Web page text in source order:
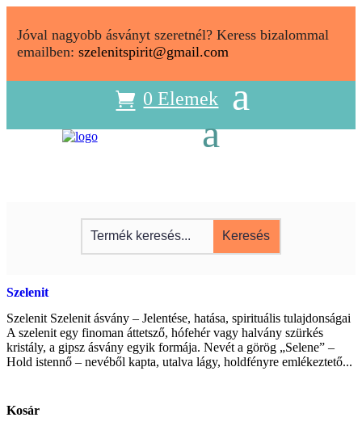
Jóval nagyobb ásványt szeretnél? Keress bizalommal
emailben: szelenitspirit@gmail.com
0 Elemek
Szelenit
Szelenit Szelenit ásvány – Jelentése, hatása, spirituális tulajdonságai
A szelenit egy finoman áttetsző, hófehér vagy halvány szürkés
kristály, a gipsz ásvány egyik formája. Nevét a görög „Selene” –
Hold istennő – nevéből kapta, utalva lágy, holdfényre emlékeztető...
Kosár